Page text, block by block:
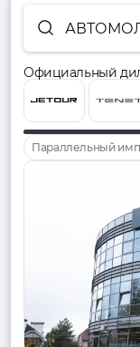
Официальный
Параллельный